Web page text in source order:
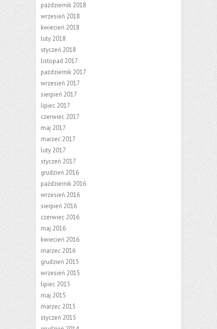
październik 2018
wrzesień 2018
kwiecień 2018
luty 2018
styczeń 2018
listopad 2017
październik 2017
wrzesień 2017
sierpień 2017
lipiec 2017
czerwiec 2017
maj 2017
marzec 2017
luty 2017
styczeń 2017
grudzień 2016
październik 2016
wrzesień 2016
sierpień 2016
czerwiec 2016
maj 2016
kwiecień 2016
marzec 2016
grudzień 2015
wrzesień 2015
lipiec 2015
maj 2015
marzec 2015
styczeń 2015